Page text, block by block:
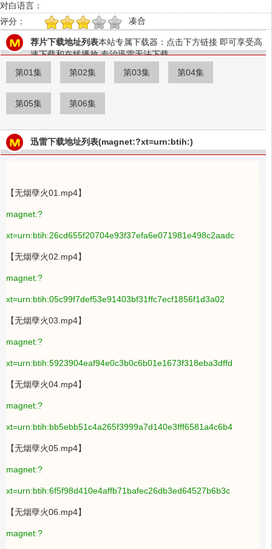
对白语言：
评分：
1 3 4 5 凑合
荐片下载地址列表本站专属下载器：点击下方链接 即可享受高
速下载和在线播放 专治迅雷无法下载
第01集
第02集 第03集 第04集
第05集 第06集
迅雷下载地址列表(magnet:?xt=urn:btih:)
【无烟孽火01.mp4】
magnet:?
xt=urn:btih:26cd655f20704e93f37efa6e071981e498c2aadc
【无烟孽火02.mp4】
magnet:?
xt=urn:btih:05c99f7def53e91403bf31ffc7ecf1856f1d3a02
【无烟孽火03.mp4】
magnet:?
xt=urn:btih:5923904eaf94e0c3b0c6b01e1673f318eba3dffd
【无烟孽火04.mp4】
magnet:?
xt=urn:btih:bb5ebb51c4a265f3999a7d140e3fff6581a4c6b4
【无烟孽火05.mp4】
magnet:?
xt=urn:btih:6f5f98d410e4affb71bafec26db3ed64527b6b3c
【无烟孽火06.mp4】
magnet:?